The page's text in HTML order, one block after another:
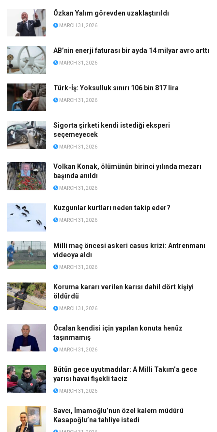
Özkan Yalım görevden uzaklaştırıldı
MARCH 31, 2026
AB’nin enerji faturası bir ayda 14 milyar avro arttı
MARCH 31, 2026
Türk-İş: Yoksulluk sınırı 106 bin 817 lira
MARCH 31, 2026
Sigorta şirketi kendi istediği eksperi
seçemeyecek
MARCH 31, 2026
Volkan Konak, ölümünün birinci yılında mezarı
başında anıldı
MARCH 31, 2026
Kuzgunlar kurtları neden takip eder?
MARCH 31, 2026
Milli maç öncesi askeri casus krizi: Antrenmanı
videoya aldı
MARCH 31, 2026
Koruma kararı verilen karısı dahil dört kişiyi
öldürdü
MARCH 31, 2026
Öcalan kendisi için yapılan konuta henüz
taşınmamış
MARCH 31, 2026
Bütün gece uyutmadılar: A Milli Takım’a gece
yarısı havai fişekli taciz
MARCH 31, 2026
Savcı, İmamoğlu’nun özel kalem müdürü
Kasapoğlu’na tahliye istedi